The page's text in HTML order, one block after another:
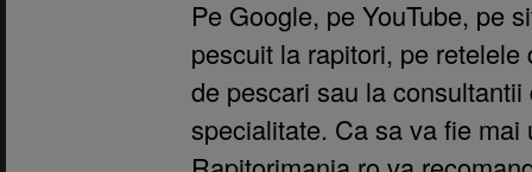
Pe Google, pe YouTube, pe
pescuit la rapitori, pe
de pescari sau la
specialitate. Ca sa va fie mai